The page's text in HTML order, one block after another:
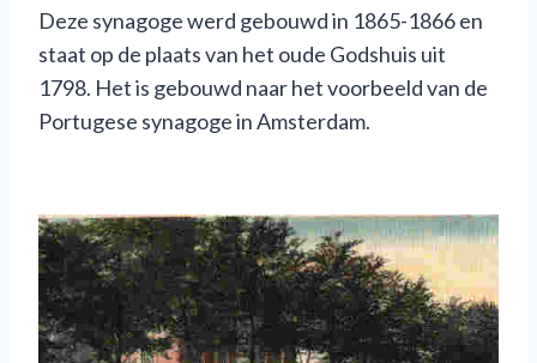
Deze synagoge werd gebouwd in 1865-1866 en
staat op de plaats van het oude Godshuis uit
1798. Het is gebouwd naar het voorbeeld van de
Portugese synagoge in Amsterdam.